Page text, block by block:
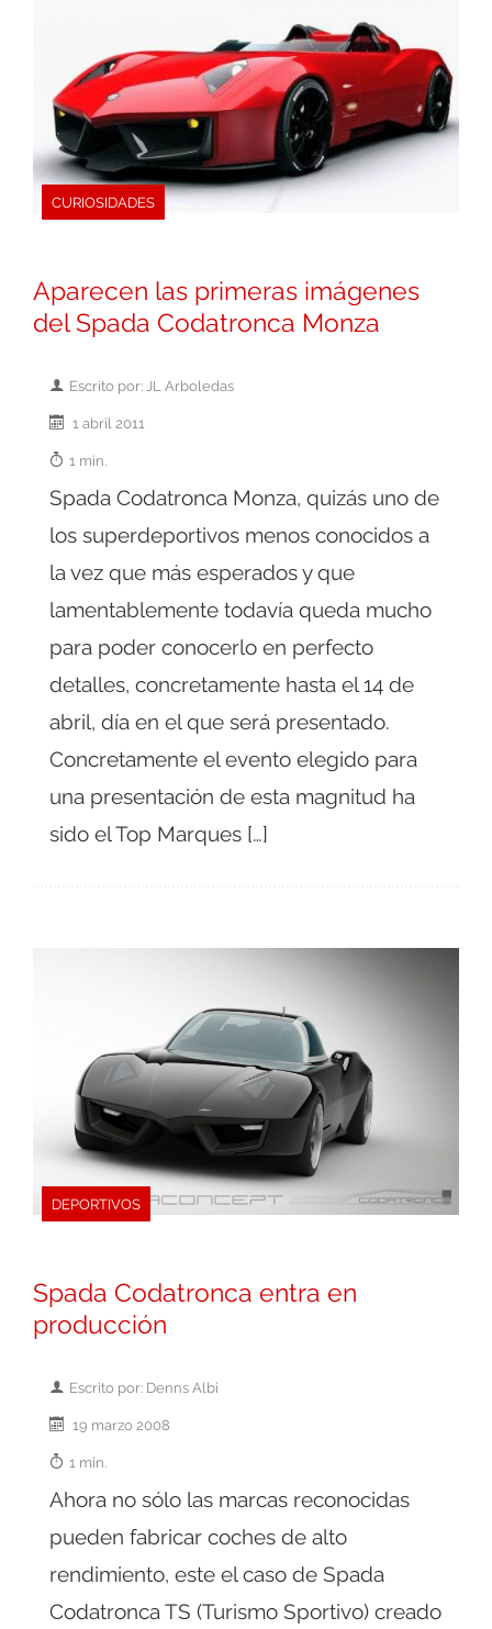
CURIOSIDADES
Aparecen las primeras imágenes
del Spada Codatronca Monza
Escrito por: JL Arboledas
1 abril 2011
1 min.
Spada Codatronca Monza, quizás uno de
los superdeportivos menos conocidos a
la vez que más esperados y que
lamentablemente todavía queda mucho
para poder conocerlo en perfecto
detalles, concretamente hasta el 14 de
abril, día en el que será presentado.
Concretamente el evento elegido para
una presentación de esta magnitud ha
sido el Top Marques […]
DEPORTIVOS
Spada Codatronca entra en
producción
Escrito por: Denns Albi
19 marzo 2008
1 min.
Ahora no sólo las marcas reconocidas
pueden fabricar coches de alto
rendimiento, este el caso de Spada
Codatronca TS (Turismo Sportivo) creado